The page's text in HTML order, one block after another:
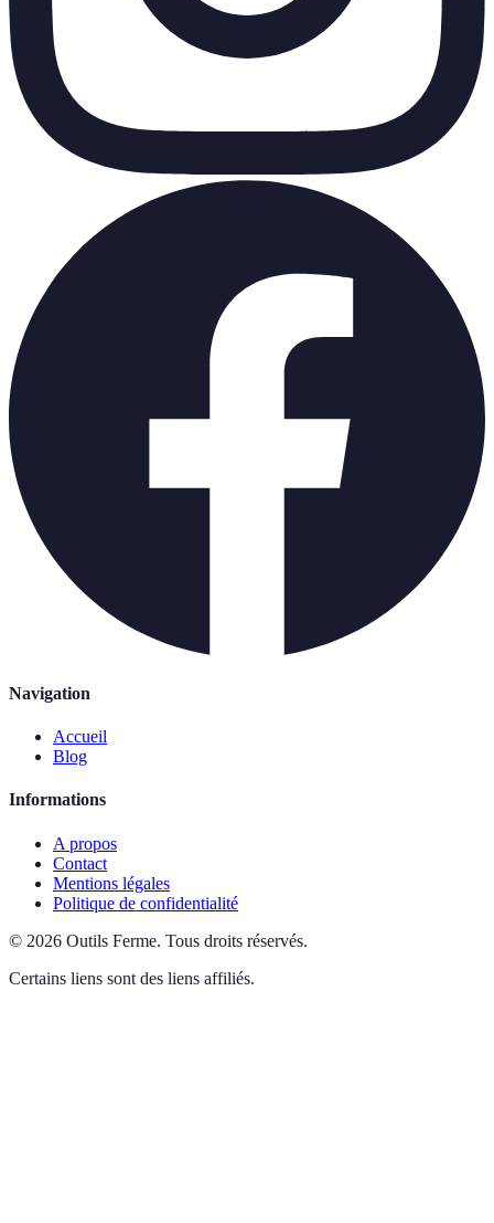
Navigation
Accueil
Blog
Informations
A propos
Contact
Mentions légales
Politique de confidentialité
© 2026 Outils Ferme. Tous droits réservés.
Certains liens sont des liens affiliés.